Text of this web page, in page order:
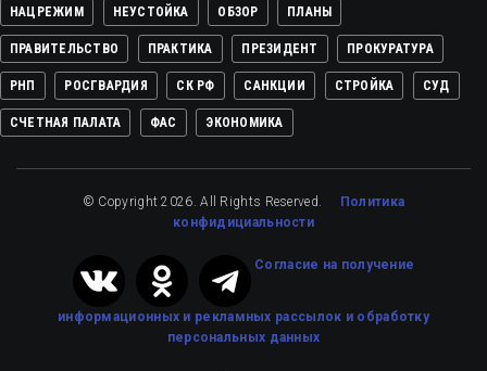
НАЦРЕЖИМ НЕУСТОЙКА ОБЗОР ПЛАНЫ
ПРАВИТЕЛЬСТВО ПРАКТИКА ПРЕЗИДЕНТ ПРОКУРАТУРА
РНП РОСГВАРДИЯ СК РФ САНКЦИИ СТРОЙКА СУД
СЧЕТНАЯ ПАЛАТА ФАС ЭКОНОМИКА
© Copyright 2026. All Rights Reserved. Политика
конфидициальности
Cогласие на получение
информационных и рекламных рассылок и обработку
персональных данных